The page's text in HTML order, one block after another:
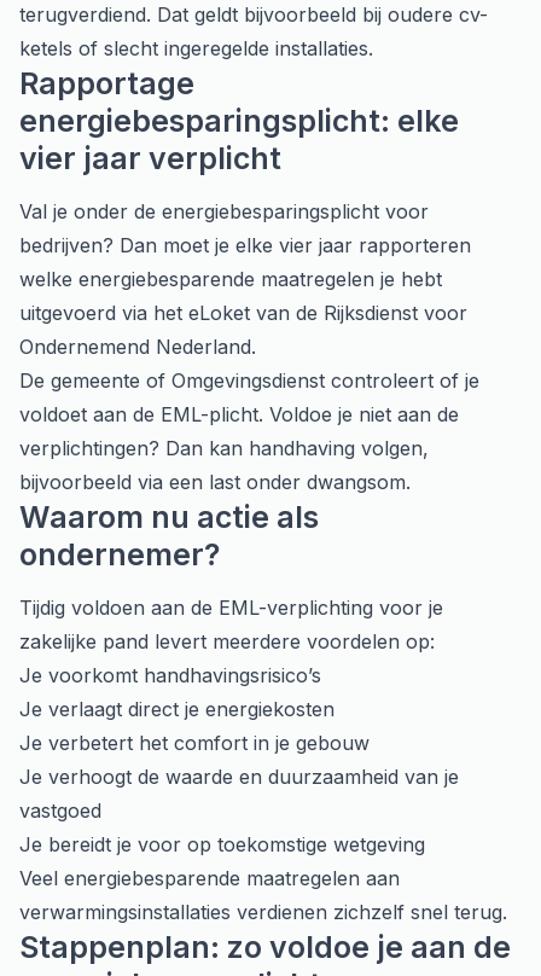
terugverdiend. Dat geldt bijvoorbeeld bij oudere cv-
ketels of slecht ingeregelde installaties.
Rapportage
energiebesparingsplicht: elke
vier jaar verplicht
Val je onder de energiebesparingsplicht voor
bedrijven? Dan moet je elke vier jaar rapporteren
welke energiebesparende maatregelen je hebt
uitgevoerd via het eLoket van de Rijksdienst voor
Ondernemend Nederland.
De gemeente of Omgevingsdienst controleert of je
voldoet aan de EML-plicht. Voldoe je niet aan de
verplichtingen? Dan kan handhaving volgen,
bijvoorbeeld via een last onder dwangsom.
Waarom nu actie als
ondernemer?
Tijdig voldoen aan de EML-verplichting voor je
zakelijke pand levert meerdere voordelen op:
Je voorkomt handhavingsrisico’s
Je verlaagt direct je energiekosten
Je verbetert het comfort in je gebouw
Je verhoogt de waarde en duurzaamheid van je
vastgoed
Je bereidt je voor op toekomstige wetgeving
Veel energiebesparende maatregelen aan
verwarmingsinstallaties verdienen zichzelf snel terug.
Stappenplan: zo voldoe je aan de